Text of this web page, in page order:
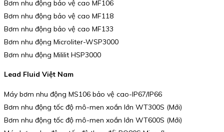
Bơm nhu động bảo vệ cao MF106
Bơm nhu động bảo vệ cao MF118
Bơm nhu động bảo vệ cao MF133
Bơm nhu động Microliter-WSP3000
Bơm nhu động Mililit HSP3000
Lead Fluid Việt Nam
Máy bơm nhu động MS106 bảo vệ cao-IP67/IP66
Bơm nhu động tốc độ mô-men xoắn lớn WT300S (Mới)
Bơm nhu động tốc độ mô-men xoắn lớn WT600S (Mới)